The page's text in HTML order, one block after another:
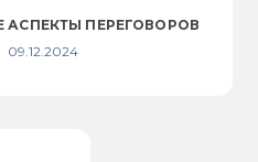
АСПЕКТЫ ПЕРЕГОВОРОВ
09.12.2024